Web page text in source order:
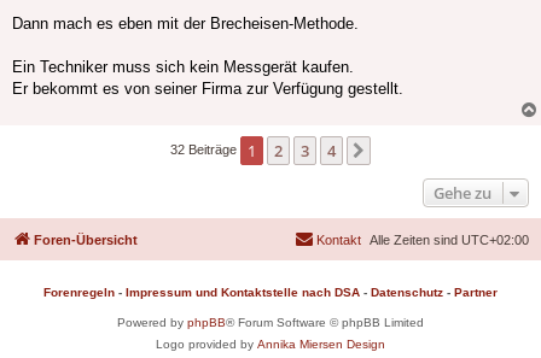
Dann mach es eben mit der Brecheisen-Methode.
Ein Techniker muss sich kein Messgerät kaufen.
Er bekommt es von seiner Firma zur Verfügung gestellt.
32 Beiträge 1 2 3 4
Gehe zu
Foren-Übersicht Alle Zeiten sind UTC+02:00
Kontakt
Forenregeln - Impressum und Kontaktstelle nach DSA - Datenschutz - Partner
Powered by phpBB® Forum Software © phpBB Limited
Logo provided by Annika Miersen Design